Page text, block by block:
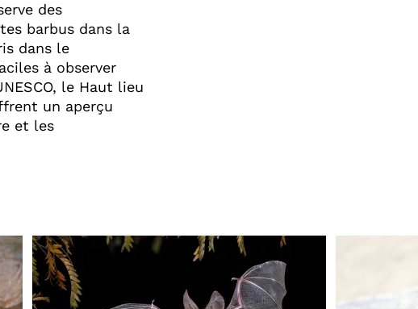
des
barbus dans la
dans le
à observer
le Haut lieu
un aperçu
et les